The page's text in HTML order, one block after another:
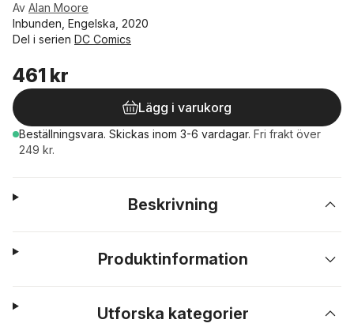
Av Alan Moore
Inbunden, Engelska, 2020
Del i serien DC Comics
461 kr
Lägg i varukorg
Beställningsvara. Skickas inom 3-6 vardagar. Fri frakt över
249 kr.
Beskrivning
Produktinformation
Utforska kategorier